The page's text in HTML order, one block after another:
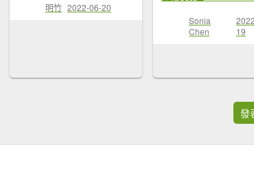
明竹 2022-06-20
Sonia
Chen
19
發